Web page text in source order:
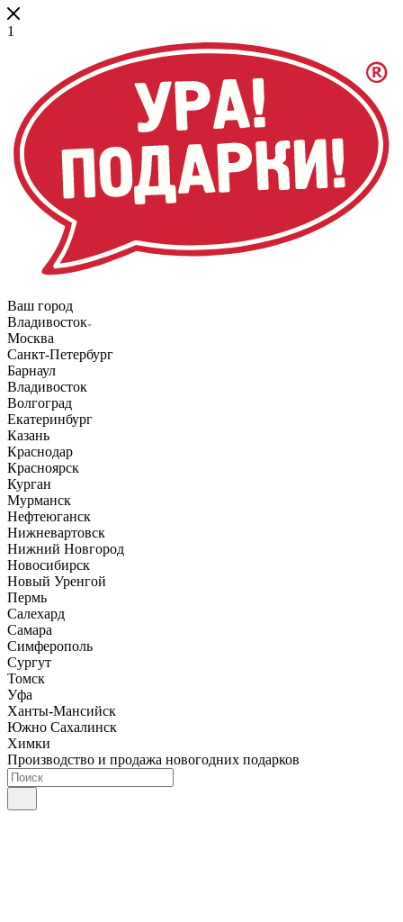
1
Ваш город
Владивосток
Москва
Санкт-Петербург
Барнаул
Владивосток
Волгоград
Екатеринбург
Казань
Краснодар
Красноярск
Курган
Мурманск
Нефтеюганск
Нижневартовск
Нижний Новгород
Новосибирск
Новый Уренгой
Пермь
Салехард
Самара
Симферополь
Сургут
Томск
Уфа
Ханты-Мансийск
Южно Сахалинск
Химки
Производство и продажа новогодних подарков